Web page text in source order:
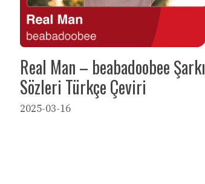
Real Man – beabadoobee Şarkı
Sözleri Türkçe Çeviri
2025-03-16